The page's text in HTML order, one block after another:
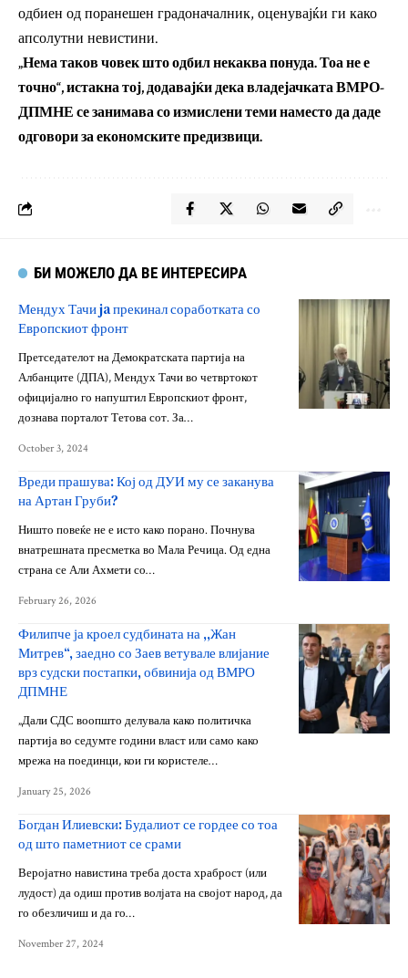
одбиен од поранешен градоначалник, оценувајќи ги како
апсолутни невистини.
„Нема таков човек што одбил некаква понуда. Тоа не е
точно“, истакна тој, додавајќи дека владејачката ВМРО-
ДПМНЕ се занимава со измислени теми наместо да даде
одговори за економските предизвици.
БИ МОЖЕЛО ДА ВЕ ИНТЕРЕСИРА
Мендух Тачи ja прекинал соработката со
Европскиот фронт
Претседателот на Дeмократската партија на
Албанците (ДПА), Мендух Тачи во четвртокот
официјално го напуштил Европскиот фронт,
дознава порталот Тетова сот. За…
October 3, 2024
Вреди прашува: Кој од ДУИ му се заканува
на Артан Груби?
Ништо повеќе не е исто како порано. Почнува
внатрешната пресметка во Мала Речица. Од една
страна се Али Ахмети со…
February 26, 2026
Филипче ја кроел судбината на ,,Жан
Митрев“, заедно со Заев ветувале влијание
врз судски постапки, обвинија од ВМРО
ДПМНЕ
„Дали СДС воопшто делувала како политичка
партија во седумте години власт или само како
мрежа на поединци, кои ги користеле…
January 25, 2026
Богдан Илиевски: Будалиот се гордее со тоа
од што паметниот се срами
Веројатно навистина треба доста храброст (или
лудост) да одиш против волјата на својот народ, да
го обезличиш и да го…
November 27, 2024